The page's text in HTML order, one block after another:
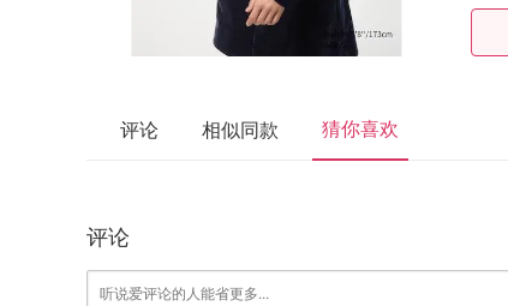
评论 相似同款 猜你喜欢
评论